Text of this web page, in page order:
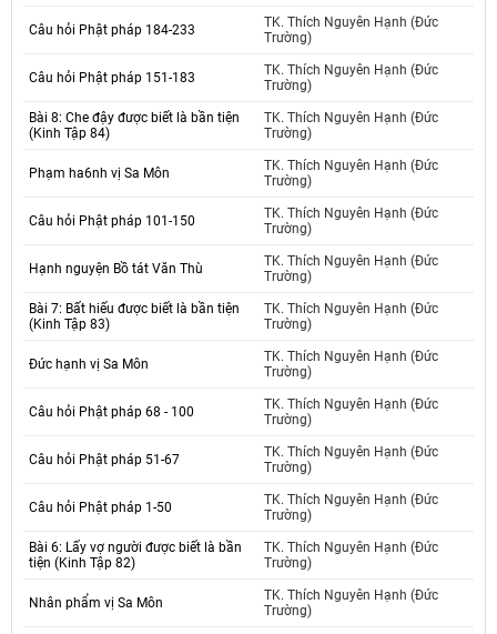
Câu hỏi Phật pháp 184-233
TK. Thích Nguyên Hạnh (Đức
Trường)
Câu hỏi Phật pháp 151-183
TK. Thích Nguyên Hạnh (Đức
Trường)
Bài 8: Che đậy được biết là bần tiện
(Kinh Tập 84)
TK. Thích Nguyên Hạnh (Đức
Trường)
Phạm ha6nh vị Sa Môn
TK. Thích Nguyên Hạnh (Đức
Trường)
Câu hỏi Phật pháp 101-150
TK. Thích Nguyên Hạnh (Đức
Trường)
Hạnh nguyện Bồ tát Văn Thù
TK. Thích Nguyên Hạnh (Đức
Trường)
Bài 7: Bất hiếu được biết là bần tiện
(Kinh Tập 83)
TK. Thích Nguyên Hạnh (Đức
Trường)
Đức hạnh vị Sa Môn
TK. Thích Nguyên Hạnh (Đức
Trường)
Câu hỏi Phật pháp 68 - 100
TK. Thích Nguyên Hạnh (Đức
Trường)
Câu hỏi Phật pháp 51-67
TK. Thích Nguyên Hạnh (Đức
Trường)
Câu hỏi Phật pháp 1-50
TK. Thích Nguyên Hạnh (Đức
Trường)
Bài 6: Lấy vợ người được biết là bần
tiện (Kinh Tập 82)
TK. Thích Nguyên Hạnh (Đức
Trường)
Nhân phẩm vị Sa Môn
TK. Thích Nguyên Hạnh (Đức
Trường)